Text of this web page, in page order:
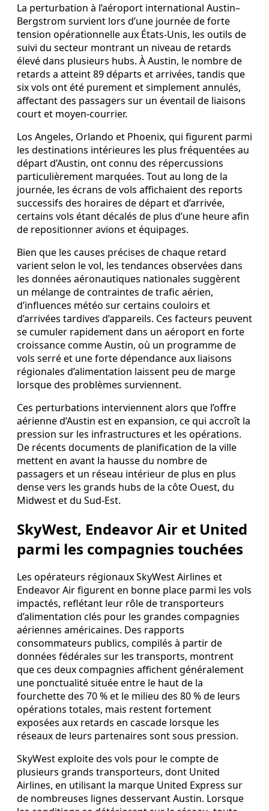
La perturbation à l’aéroport international Austin–
Bergstrom survient lors d’une journée de forte
tension opérationnelle aux États‑Unis, les outils de
suivi du secteur montrant un niveau de retards
élevé dans plusieurs hubs. À Austin, le nombre de
retards a atteint 89 départs et arrivées, tandis que
six vols ont été purement et simplement annulés,
affectant des passagers sur un éventail de liaisons
court et moyen-courrier.
Los Angeles, Orlando et Phoenix, qui figurent parmi
les destinations intérieures les plus fréquentées au
départ d’Austin, ont connu des répercussions
particulièrement marquées. Tout au long de la
journée, les écrans de vols affichaient des reports
successifs des horaires de départ et d’arrivée,
certains vols étant décalés de plus d’une heure afin
de repositionner avions et équipages.
Bien que les causes précises de chaque retard
varient selon le vol, les tendances observées dans
les données aéronautiques nationales suggèrent
un mélange de contraintes de trafic aérien,
d’influences météo sur certains couloirs et
d’arrivées tardives d’appareils. Ces facteurs peuvent
se cumuler rapidement dans un aéroport en forte
croissance comme Austin, où un programme de
vols serré et une forte dépendance aux liaisons
régionales d’alimentation laissent peu de marge
lorsque des problèmes surviennent.
Ces perturbations interviennent alors que l’offre
aérienne d’Austin est en expansion, ce qui accroît la
pression sur les infrastructures et les opérations.
De récents documents de planification de la ville
mettent en avant la hausse du nombre de
passagers et un réseau intérieur de plus en plus
dense vers les grands hubs de la côte Ouest, du
Midwest et du Sud-Est.
SkyWest, Endeavor Air et United
parmi les compagnies touchées
Les opérateurs régionaux SkyWest Airlines et
Endeavor Air figurent en bonne place parmi les vols
impactés, reflétant leur rôle de transporteurs
d’alimentation clés pour les grandes compagnies
aériennes américaines. Des rapports
consommateurs publics, compilés à partir de
données fédérales sur les transports, montrent
que ces deux compagnies affichent généralement
une ponctualité située entre le haut de la
fourchette des 70 % et le milieu des 80 % de leurs
opérations totales, mais restent fortement
exposées aux retards en cascade lorsque les
réseaux de leurs partenaires sont sous pression.
SkyWest exploite des vols pour le compte de
plusieurs grands transporteurs, dont United
Airlines, en utilisant la marque United Express sur
de nombreuses lignes desservant Austin. Lorsque